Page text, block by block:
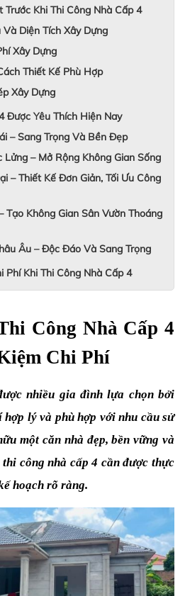
Trước Khi Thi Công Nhà Cấp 4
Diện Tích Xây Dựng
Xây Dựng
Thiết Kế Phù Hợp
Xây Dựng
Được Yêu Thích Hiện Nay
– Sang Trọng Và Bền Đẹp
Lửng – Mở Rộng Không Gian Sống
– Thiết Kế Đơn Giản, Tối Ưu Công
Tạo Không Gian Sân Vườn Thoáng
Âu – Độc Đáo Và Sang Trọng
Phí Khi Thi Công Nhà Cấp 4
Công Nhà Cấp 4
Chi Phí
nhiều gia đình lựa chọn bởi
lý và phù hợp với nhu cầu sử
một căn nhà đẹp, bền vững và
công nhà cấp 4 cần được thực
hoạch rõ ràng.